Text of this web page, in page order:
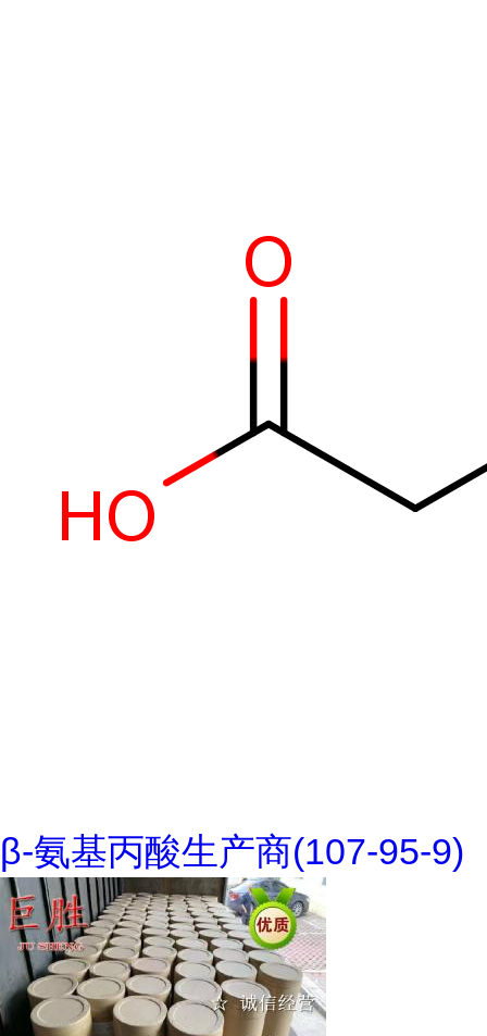
β-氨基丙酸生产商(107-95-9)